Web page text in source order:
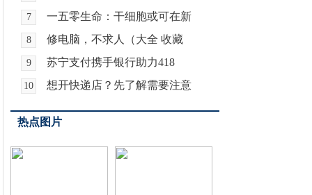
7 一五零生命：干细胞或可在新
8 修电脑，不求人（大全 收藏
9 苏宁支付携手银行助力418
10 想开快递店？先了解需要注意
热点图片